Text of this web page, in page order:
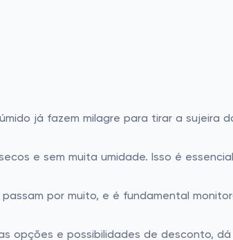
já fazem milagre para tirar a sujeira
e sem muita umidade. Isso é
por muito, e é fundamental
opções e possibilidades de desconto, dá